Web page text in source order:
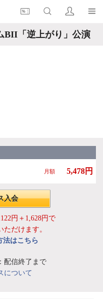
BII「逆上がり」公演
月額 5,478円
入会
円＋1,628円で
ただけます。
法はこちら
配信終了まで
について